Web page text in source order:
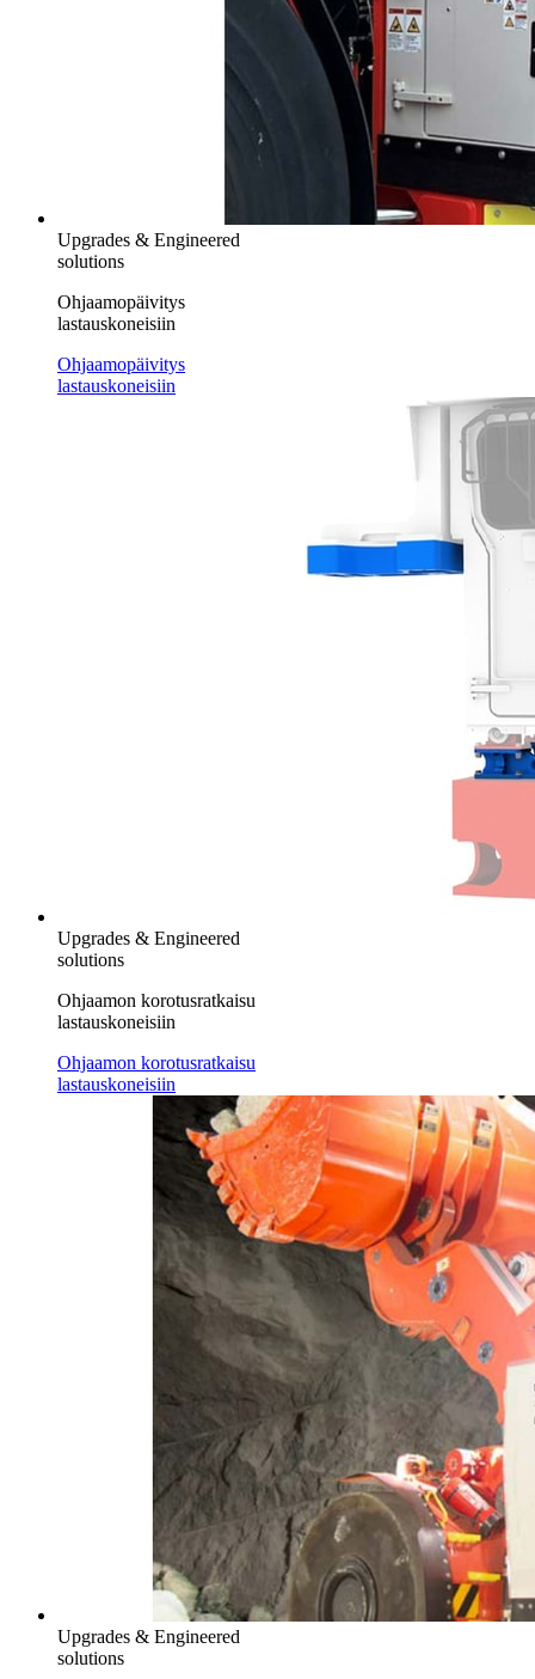
Upgrades & Engineered
solutions
Ohjaamopäivitys
lastauskoneisiin
Ohjaamopäivitys
lastauskoneisiin
Upgrades & Engineered
solutions
Ohjaamon korotusratkaisu
lastauskoneisiin
Ohjaamon korotusratkaisu
lastauskoneisiin
Upgrades & Engineered
solutions